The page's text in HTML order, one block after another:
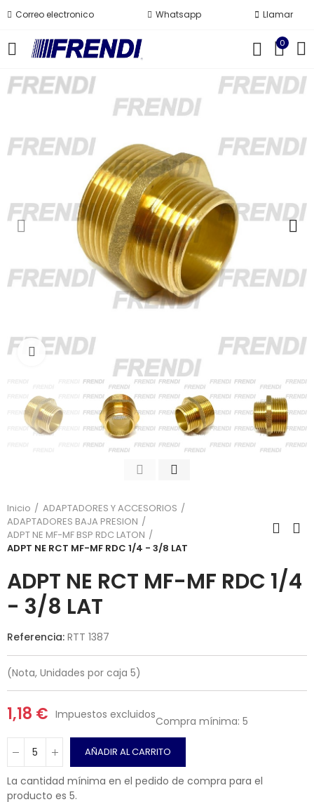
Correo electronico Whatsapp Llamar
0
Click para agrandar
Inicio
ADAPTADORES Y ACCESORIOS
ADAPTADORES BAJA PRESION
ADPT NE MF-MF BSP RDC LATON
ADPT NE RCT MF-MF RDC 1/4 - 3/8 LAT
ADPT NE RCT MF-MF RDC 1/4
- 3/8 LAT
Referencia: RTT 1387
(Nota, Unidades por caja 5)
1,18 € Impuestos excluidosCompra mínima: 5
AÑADIR AL CARRITO
La cantidad mínima en el pedido de compra para el
producto es 5.